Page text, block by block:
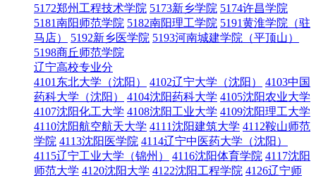
5172郑州工程技术学院 5173新乡学院 5174许昌学院
5181南阳师范学院 5182南阳理工学院 5191黄淮学院（驻
马店）
5192新乡医学院 5193河南城建学院（平顶山）
5198商丘师范学院
辽宁高校专业分
4101东北大学（沈阳）
4102辽宁大学（沈阳）
4103中国
药科大学（沈阳）
4104沈阳药科大学 4105沈阳农业大学
4107沈阳化工大学 4108沈阳工业大学 4109沈阳理工大学
4110沈阳航空航天大学 4111沈阳建筑大学 4112鞍山师范
学院 4113沈阳医学院 4114辽宁中医药大学（沈阳）
4115辽宁工业大学（锦州）
4116沈阳体育学院 4117沈阳
师范大学 4120沈阳大学 4122沈阳工程学院 4126辽宁师